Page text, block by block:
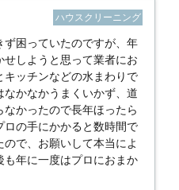
ハウスクリーニング
困っていたのですが、年
しようと思って業者にお
ッチンなどの水まわりで
かなかうまくいかず、道
かったので長年ほったら
の手にかかると数時間で
で、お願いして本当によ
年に一度はプロにおまか